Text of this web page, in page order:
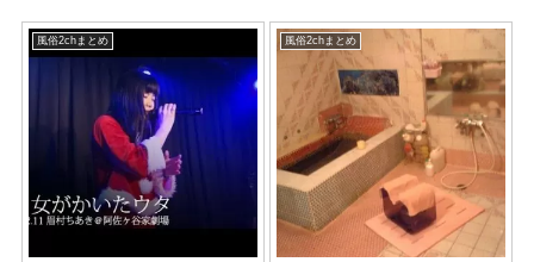
風俗2chまとめ 風俗2chまとめ